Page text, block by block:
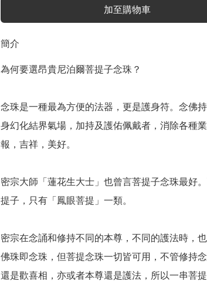
加至購物車
簡介
為何要選昂貴尼泊爾菩提子念珠？
念珠是一種最為方便的法器，更是護身符。念佛
身幻化結界氣場，加持及護佑佩戴者，消除各種
報，吉祥，美好。
密宗大師「蓮花生大士」也曾言菩提子念珠最好
提子，只有「鳳眼菩提」一類。
密宗在念誦和修持不同的本尊，不同的護法時，
佛珠即念珠，但菩提念珠一切皆可用，不管修持念
還是歡喜相，亦或者本尊還是護法，所以一串菩